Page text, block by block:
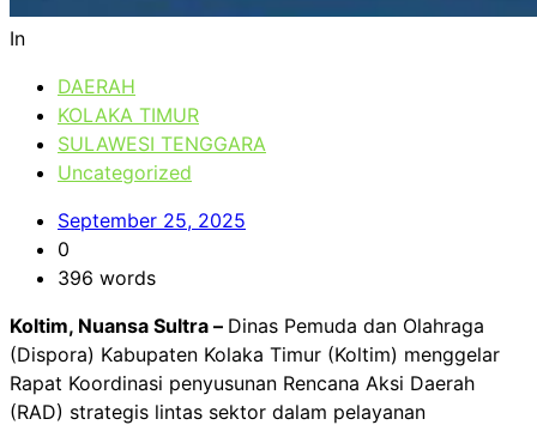
In
DAERAH
KOLAKA TIMUR
SULAWESI TENGGARA
Uncategorized
September 25, 2025
0
396 words
Koltim, Nuansa Sultra – Dinas Pemuda dan Olahraga
(Dispora) Kabupaten Kolaka Timur (Koltim) menggelar
Rapat Koordinasi penyusunan Rencana Aksi Daerah
(RAD) strategis lintas sektor dalam pelayanan